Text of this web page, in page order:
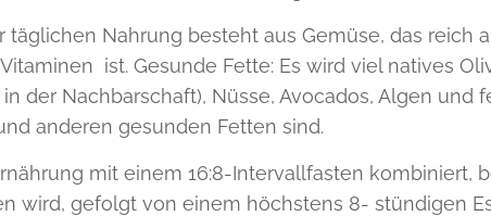
täglichen Nahrung besteht aus Gemüse, das reich
ist. Gesunde Fette: Es wird viel natives
der Nachbarschaft), Nüsse, Avocados, Algen und
anderen gesunden Fetten sind.
mit einem 16:8-Intervallfasten kombiniert,
wird, gefolgt von einem höchstens 8- stündigen